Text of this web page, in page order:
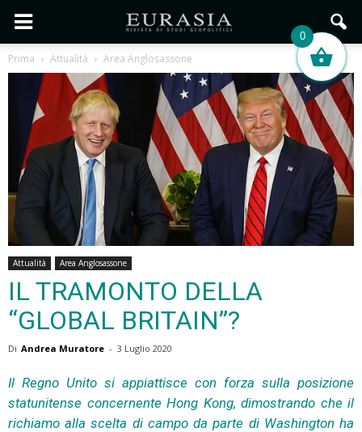
Prima Attualità Area Anglosassone
Attualità Area Anglosassone
IL TRAMONTO DELLA
“GLOBAL BRITAIN”?
Di Andrea Muratore - 3 Luglio 2020
Il Regno Unito si appiattisce con forza sulla posizione
statunitense concernente Hong Kong, dimostrando che il
richiamo alla scelta di campo da parte di Washington ha
0